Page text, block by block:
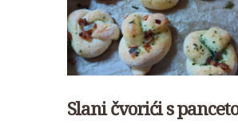
Slani čvorići s